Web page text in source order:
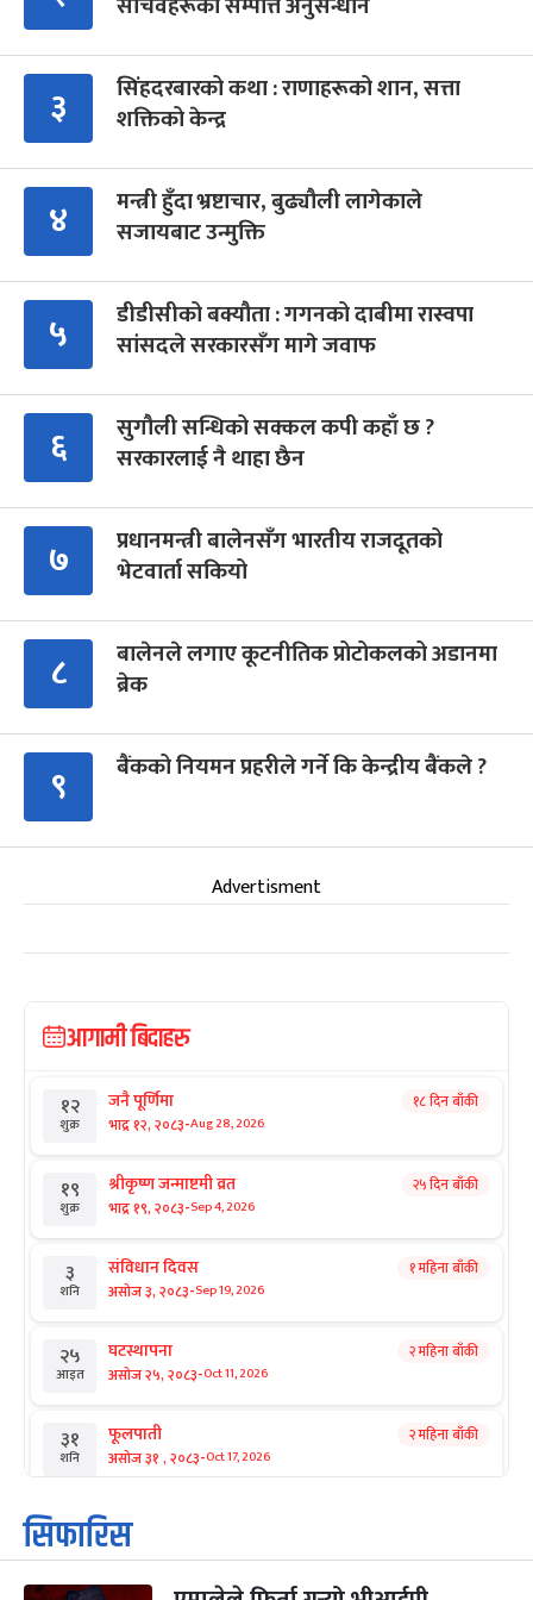
३
सिंहदरबारको कथा : राणाहरूको शान, सत्ता
शक्तिको केन्द्र
४
मन्त्री हुँदा भ्रष्टाचार, बुढ्यौली लागेकाले
सजायबाट उन्मुक्ति
५
डीडीसीको बक्यौता : गगनको दाबीमा रास्वपा
सांसदले सरकारसँग मागे जवाफ
६
सुगौली सन्धिको सक्कल कपी कहाँ छ ?
सरकारलाई नै थाहा छैन
७
प्रधानमन्त्री बालेनसँग भारतीय राजदूतको
भेटवार्ता सकियो
८
बालेनले लगाए कूटनीतिक प्रोटोकलको अडानमा
ब्रेक
९ बैंकको नियमन प्रहरीले गर्ने कि केन्द्रीय बैंकले ?
Advertisment
आगामी बिदाहरु
१२
शुक्र
जनै पूर्णिमा
भाद्र १२, २०८३-Aug 28, 2026
१८ दिन बाँकी
१९
शुक्र
श्रीकृष्ण जन्माष्टमी व्रत
भाद्र १९, २०८३-Sep 4, 2026
२५ दिन बाँकी
३
शनि
संविधान दिवस
असोज ३, २०८३-Sep 19, 2026
१ महिना बाँकी
२५
आइत
घटस्थापना
असोज २५, २०८३-Oct 11, 2026
२ महिना बाँकी
३१
शनि
फूलपाती
असोज ३१ , २०८३-Oct 17, 2026
२ महिना बाँकी
१
आइत
कार्तिक सङ्क्रान्ति
कार्तिक १, २०८३
सिफारिस